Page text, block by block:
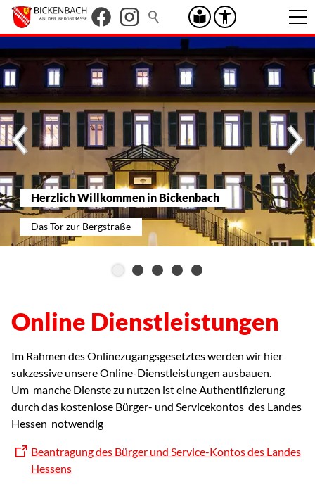
Herzlich Willkommen in Bickenbach
Das Tor zur Bergstraße
Online Dienstleistungen
Im Rahmen des Onlinezugangsgesetztes werden wir hier
sukzessive unsere Online-Dienstleistungen ausbauen.
Um manche Dienste zu nutzen ist eine Authentifizierung
durch das kostenlose Bürger- und Servicekontos des Landes
Hessen notwendig
Beantragung des Bürger und Service-Kontos des Landes
Hessens